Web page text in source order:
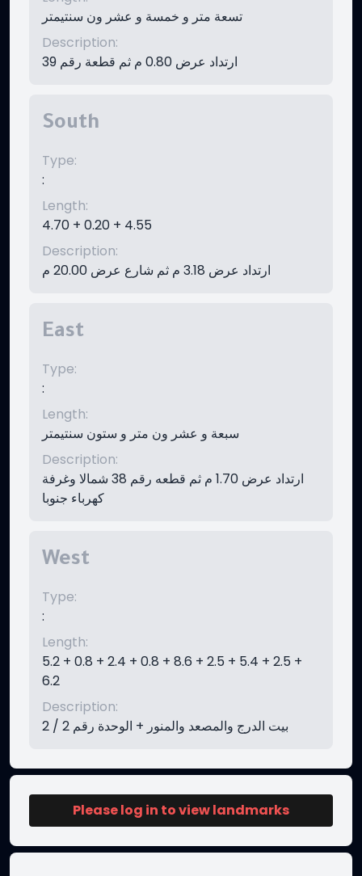
تسعة متر و خمسة و عشر ون سنتيمتر
Description:
ارتداد عرض 0.80 م ثم قطعة رقم 39
South
Type:
:
Length:
4.70 + 0.20 + 4.55
Description:
ارتداد عرض 3.18 م ثم شارع عرض 20.00 م
East
Type:
:
Length:
سبعة و عشر ون متر و ستون سنتيمتر
Description:
ارتداد عرض 1.70 م ثم قطعه رقم 38 شمالا وغرفة
كهرباء جنوبا
West
Type:
:
Length:
5.2 + 0.8 + 2.4 + 0.8 + 8.6 + 2.5 + 5.4 + 2.5 +
6.2
Description:
بيت الدرج والمصعد والمنور + الوحدة رقم 2 / 2
Please log in to view landmarks